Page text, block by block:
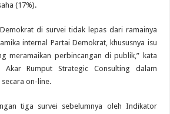
(17%).
di survei tidak lepas dari ramainya
internal Partai Demokrat, khususnya isu
meramaikan perbincangan di publik,” kata
Akar Rumput Strategic Consulting dalam
on-line.
tiga survei sebelumnya oleh Indikator